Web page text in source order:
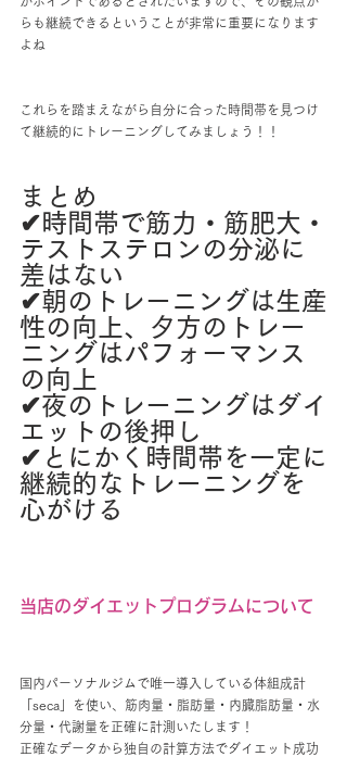
らも継続できるということが非常に重要になります
よね
これらを踏まえながら自分に合った時間帯を見つけ
て継続的にトレーニングしてみましょう！！
まとめ
✔︎時間帯で筋力・筋肥大・
テストステロンの分泌に
差はない
✔︎朝のトレーニングは生産
性の向上、夕方のトレー
ニングはパフォーマンス
の向上
✔︎夜のトレーニングはダイ
エットの後押し
✔︎とにかく時間帯を一定に
継続的なトレーニングを
心がける
当店のダイエットプログラムについて
国内パーソナルジムで唯一導入している体組成計
「seca」を使い、筋肉量・脂肪量・内臓脂肪量・水
分量・代謝量を正確に計測いたします！
正確なデータから独自の計算方法でダイエット成功